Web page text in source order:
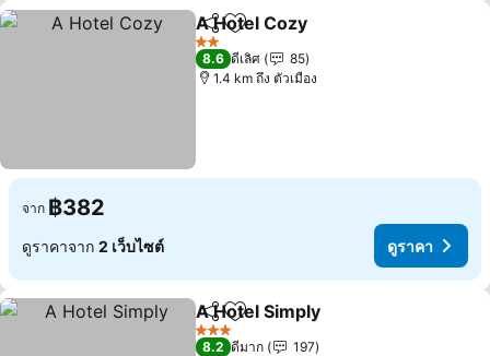
แชร์ เพิ่มในรายการโปรด
A Hotel Cozy
2 ดาว
8.6 ดีเลิศ
85
1.4 km ถึง ตัวเมือง
จาก ฿382
ดูราคาจาก 2 เว็บไซต์ ดูราคา
แชร์ เพิ่มในรายการโปรด
A Hotel Simply
3 ดาว
8.2 ดีมาก
197